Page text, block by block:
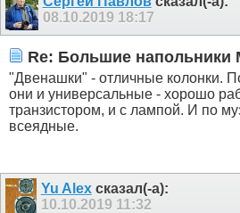
08.10.2019 18:17
Re: Большие напольники
"Двенашки" - отличные колонки.
они и универсальные - хорошо
транзистором, и с лампой. И по
всеядные.
Yu Alexсказал(-а):
10.10.2019 11:32